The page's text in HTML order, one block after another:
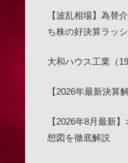
【波乱相場】為替
ち株の好決算ラッシ
大和ハウス工業（
【2026年最新決算
【2026年8月最新
想図を徹底解説